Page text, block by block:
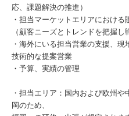
応、課題解決の推進）
・担当マーケットエリアにおける
（顧客ニーズとトレンドを把握し
・海外にいる担当営業の支援、
技術的な提案営業
・予算、実績の管理
・担当エリア：国内および欧州
岡のため、